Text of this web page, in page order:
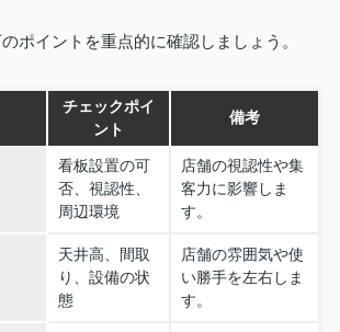
ポイントを重点的に確認しましょう。
チェックポイ
ント
備考
看板設置の可
否、視認性、
周辺環境
店舗の視認性や集
客力に影響しま
す。
天井高、間取
り、設備の状
態
店舗の雰囲気や使
い勝手を左右しま
す。